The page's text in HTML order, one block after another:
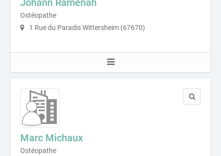
Johann Ramenah
Ostéopathe
1 Rue du Paradis Wittersheim (67670)
Marc Michaux
Ostéopathe